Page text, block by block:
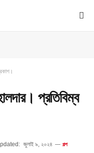
প্রতিবিম্ব
জুলাই ৯, ২০২৪ গল্প